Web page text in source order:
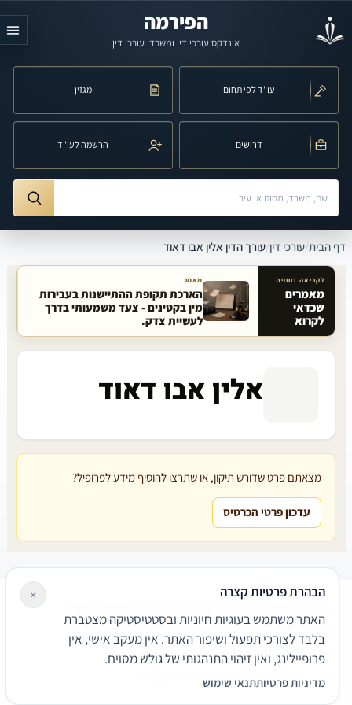
הפירמה
אינדקס עורכי דין ומשרדי עורכי דין
עו"ד לפי תחום מגזין
דרושים הרשמה לעו"ד
חיפוש לפי שם, משרד, תחום משפט או עיר
דף הבית/עורכי דין/עורך הדין אלין אבו דאוד
מאמרים קשורים באתר
לקריאה נוספת
מאמרים
שכדאי
לקרוא
מאמר
הארכת תקופת ההתיישנות בעבירות
מין בקטינים - צעד משמעותי בדרך
לעשיית צדק.
אלין אבו דאוד
מצאתם פרט שדורש תיקון, או שתרצו להוסיף מידע לפרופיל?
עדכון פרטי הכרטיס
שירותים משפטיים
דרושים צור קשר נגישותפרטיות
תנאי שימוש
© 2026 הפירמה. כל הזכויות שמורות.
הבהרת פרטיות קצרה
האתר משתמש בעוגיות חיוניות ובסטטיסטיקה מצטברת
בלבד לצורכי תפעול ושיפור האתר. אין מעקב אישי, אין
פרופיילינג, ואין זיהוי התנהגותי של גולש מסוים.
מדיניות פרטיותתנאי שימוש
×